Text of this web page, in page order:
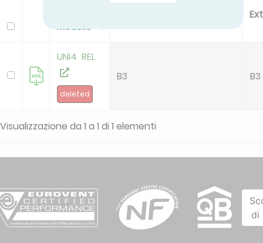
Modello
UNI4 REL
deleted
B3 B3
Visualizzazione da 1 a 1 di 1 elementi
di